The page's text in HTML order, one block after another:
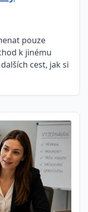
pouze
k jinému
cest, jak si